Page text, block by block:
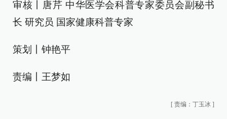
审核丨唐芹 中华医学会科普专家委员会副秘书
长 研究员 国家健康科普专家
策划丨钟艳平
责编丨王梦如
[ 责编：丁玉冰 ]